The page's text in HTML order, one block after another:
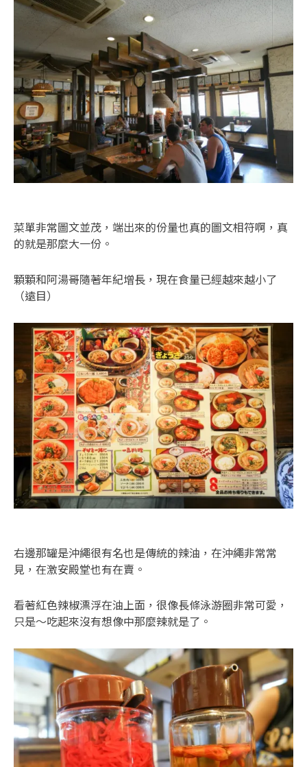
菜單非常圖文並茂，端出來的份量也真的圖文相符啊，真
的就是那麼大一份。
顆顆和阿湯哥隨著年紀增長，現在食量已經越來越小了
（遠目）
右邊那罐是沖繩很有名也是傳統的辣油，在沖繩非常常
見，在激安殿堂也有在賣。
看著紅色辣椒漂浮在油上面，很像長條泳游圈非常可愛，
只是～吃起來沒有想像中那麼辣就是了。